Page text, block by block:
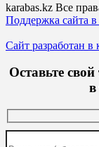
karabas.kz Все
Поддержка сайта
Сайт разработан в
Оставьте
в